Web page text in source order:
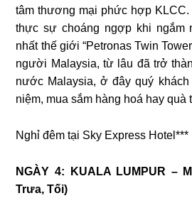
tâm thương mại phức hợp
thực sự choáng ngợp khi ngắm
nhất thế giới “Petronas Twin
người Malaysia, từ lâu đã trở
nước Malaysia, ở đây quý
niệm, mua sắm hàng hoá hay
Nghỉ đêm tại Sky Express
NGÀY 4: KUALA LUMPUR –
Trưa, Tối)